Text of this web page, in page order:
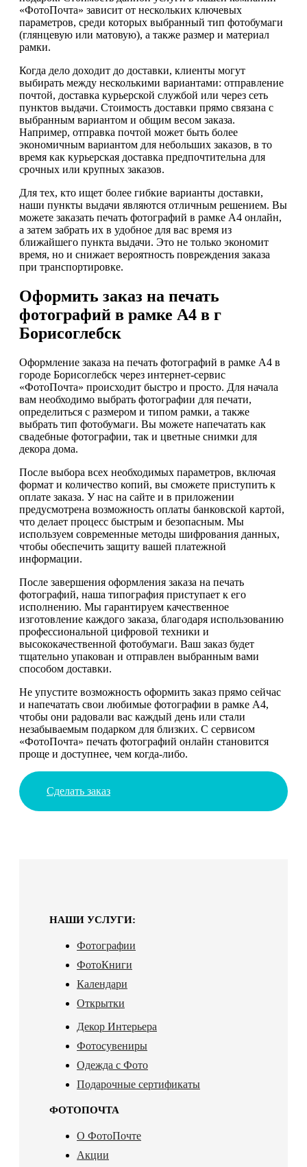
«ФотоПочта» зависит от нескольких ключевых
параметров, среди которых выбранный тип фотобумаги
(глянцевую или матовую), а также размер и материал
рамки.
Когда дело доходит до доставки, клиенты могут
выбирать между несколькими вариантами: отправление
почтой, доставка курьерской службой или через сеть
пунктов выдачи. Стоимость доставки прямо связана с
выбранным вариантом и общим весом заказа.
Например, отправка почтой может быть более
экономичным вариантом для небольших заказов, в то
время как курьерская доставка предпочтительна для
срочных или крупных заказов.
Для тех, кто ищет более гибкие варианты доставки,
наши пункты выдачи являются отличным решением. Вы
можете заказать печать фотографий в рамке А4 онлайн,
а затем забрать их в удобное для вас время из
ближайшего пункта выдачи. Это не только экономит
время, но и снижает вероятность повреждения заказа
при транспортировке.
Оформить заказ на печать
фотографий в рамке А4 в г
Борисоглебск
Оформление заказа на печать фотографий в рамке А4 в
городе Борисоглебск через интернет-сервис
«ФотоПочта» происходит быстро и просто. Для начала
вам необходимо выбрать фотографии для печати,
определиться с размером и типом рамки, а также
выбрать тип фотобумаги. Вы можете напечатать как
свадебные фотографии, так и цветные снимки для
декора дома.
После выбора всех необходимых параметров, включая
формат и количество копий, вы сможете приступить к
оплате заказа. У нас на сайте и в приложении
предусмотрена возможность оплаты банковской картой,
что делает процесс быстрым и безопасным. Мы
используем современные методы шифрования данных,
чтобы обеспечить защиту вашей платежной
информации.
После завершения оформления заказа на печать
фотографий, наша типография приступает к его
исполнению. Мы гарантируем качественное
изготовление каждого заказа, благодаря использованию
профессиональной цифровой техники и
высококачественной фотобумаги. Ваш заказ будет
тщательно упакован и отправлен выбранным вами
способом доставки.
Не упустите возможность оформить заказ прямо сейчас
и напечатать свои любимые фотографии в рамке А4,
чтобы они радовали вас каждый день или стали
незабываемым подарком для близких. С сервисом
«ФотоПочта» печать фотографий онлайн становится
проще и доступнее, чем когда-либо.
Сделать заказ
НАШИ УСЛУГИ:
Фотографии
ФотоКниги
Календари
Открытки
Декор Интерьера
Фотосувениры
Одежда с Фото
Подарочные сертификаты
ФОТОПОЧТА
О ФотоПочте
Акции